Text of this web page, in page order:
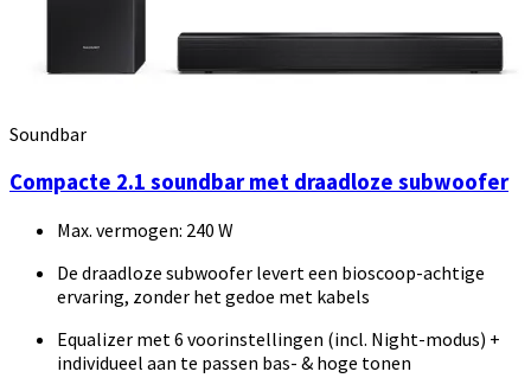
Soundbar
Compacte 2.1 soundbar met draadloze subwoofer
Max. vermogen: 240 W
De draadloze subwoofer levert een bioscoop-achtige
ervaring, zonder het gedoe met kabels
Equalizer met 6 voorinstellingen (incl. Night-modus) +
individueel aan te passen bas- & hoge tonen